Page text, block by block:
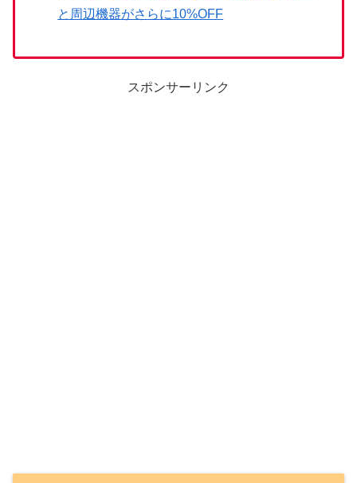
と周辺機器がさらに10%OFF
スポンサーリンク